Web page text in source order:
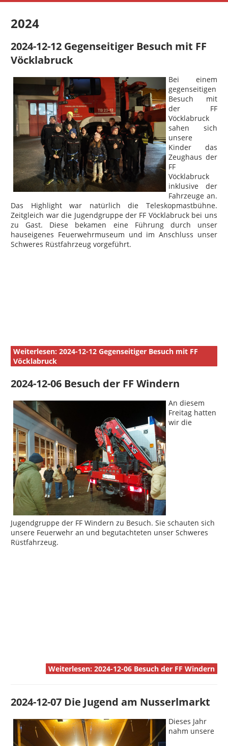
2024
2024-12-12 Gegenseitiger Besuch mit FF
Vöcklabruck
Bei einem
gegenseitigen
Besuch mit
der FF
Vöcklabruck
sahen sich
unsere
Kinder das
Zeughaus der
FF
Vöcklabruck
inklusive der
Fahrzeuge an.
Das Highlight war natürlich die Teleskopmastbühne.
Zeitgleich war die Jugendgruppe der FF Vöcklabruck bei uns
zu Gast. Diese bekamen eine Führung durch unser
hauseigenes Feuerwehrmuseum und im Anschluss unser
Schweres Rüstfahrzeug vorgeführt.
Weiterlesen: 2024-12-12 Gegenseitiger Besuch mit FF
Vöcklabruck
2024-12-06 Besuch der FF Windern
An diesem
Freitag hatten
wir die
Jugendgruppe der FF Windern zu Besuch. Sie schauten sich
unsere Feuerwehr an und begutachteten unser Schweres
Rüstfahrzeug.
Weiterlesen: 2024-12-06 Besuch der FF Windern
2024-12-07 Die Jugend am Nusserlmarkt
Dieses Jahr
nahm unsere